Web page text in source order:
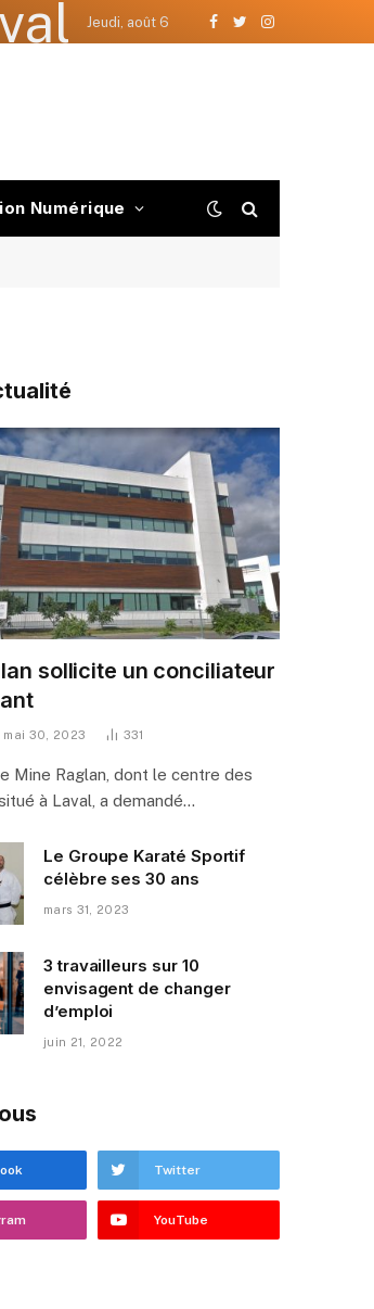
Jeudi, août 6
Facebook
TwitterInstagram
Numérique
sollicite un conciliateur
mai 30, 2023 331
Mine Raglan, dont le centre des
à Laval, a demandé…
Le Groupe Karaté Sportif
célèbre ses 30 ans
mars 31, 2023
3 travailleurs sur 10
envisagent de changer
d’emploi
juin 21, 2022
Twitter
YouTube